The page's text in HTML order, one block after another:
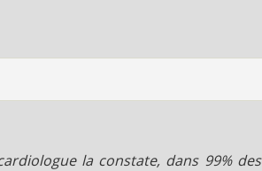
la constate, dans 99% des